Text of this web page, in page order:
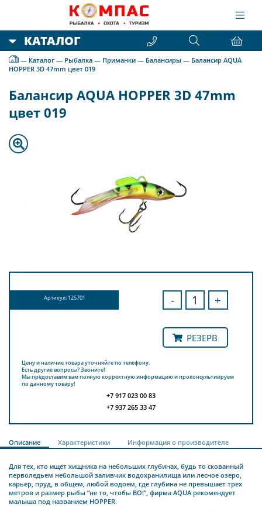
КАТАЛОГ
— Каталог — Рыбалка — Приманки — Балансиры — Балансир AQUA
HOPPER 3D 47mm цвет 019
Балансир AQUA HOPPER 3D 47mm
цвет 019
Артикул: 125701 - +
РЕЗЕРВ
Цену и наличие товара уточняйте по телефону.
Есть другие вопросы? Звоните!
Мы предоставим вам полную корректную информацию и проконсультиируем
по данному товару!
+7 917 023 00 83
+7 937 265 33 47
Описание Характеристики Информация о производителе
Для тех, кто ищет хищника на небольших глубинах, будь то скованный
перволедьем небольшой заливчик водохранилища или лесное озеро,
карьер, пруд, в общем, любой водоем, где глубина не превышает трех
метров и размер рыбы ”не то, чтобы ВО!”, фирма AQUA рекомендует
малыша под названием HOPPER.